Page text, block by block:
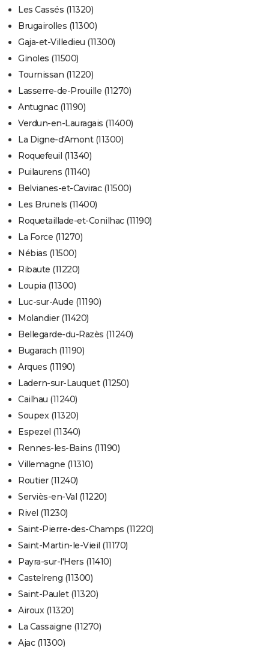
Les Cassés (11320)
Brugairolles (11300)
Gaja-et-Villedieu (11300)
Ginoles (11500)
Tournissan (11220)
Lasserre-de-Prouille (11270)
Antugnac (11190)
Verdun-en-Lauragais (11400)
La Digne-d'Amont (11300)
Roquefeuil (11340)
Puilaurens (11140)
Belvianes-et-Cavirac (11500)
Les Brunels (11400)
Roquetaillade-et-Conilhac (11190)
La Force (11270)
Nébias (11500)
Ribaute (11220)
Loupia (11300)
Luc-sur-Aude (11190)
Molandier (11420)
Bellegarde-du-Razès (11240)
Bugarach (11190)
Arques (11190)
Ladern-sur-Lauquet (11250)
Cailhau (11240)
Soupex (11320)
Espezel (11340)
Rennes-les-Bains (11190)
Villemagne (11310)
Routier (11240)
Serviès-en-Val (11220)
Rivel (11230)
Saint-Pierre-des-Champs (11220)
Saint-Martin-le-Vieil (11170)
Payra-sur-l'Hers (11410)
Castelreng (11300)
Saint-Paulet (11320)
Airoux (11320)
La Cassaigne (11270)
Ajac (11300)